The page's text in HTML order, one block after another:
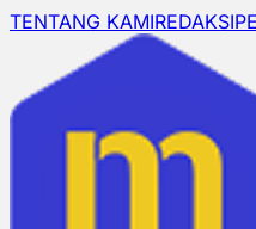
TENTANG KAMIREDAKSI